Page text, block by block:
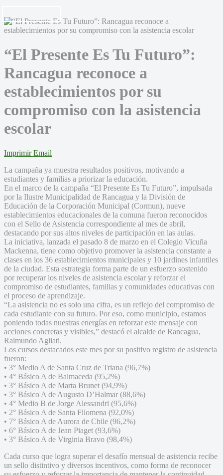
“El Presente Es Tu Futuro”:
Rancagua reconoce a
establecimientos por su
compromiso con la asistencia
escolar
Imprimir Email
La campaña ya muestra resultados positivos, motivando a
estudiantes y familias a priorizar la educación.
En el marco de la campaña “El Presente Es Tu Futuro”, impulsada
por la Ilustre Municipalidad de Rancagua y la División de
Educación de la Corporación Municipal (Cormun), nueve
establecimientos educacionales de la comuna fueron reconocidos
con el Sello de Asistencia correspondiente al mes de abril,
destacando por sus altos niveles de participación en las aulas.
La iniciativa, lanzada el pasado 8 de marzo en el Colegio Vicuña
Mackenna, tiene como objetivo promover la asistencia constante a
clases en los 36 establecimientos municipales y 10 jardines infantiles
de la ciudad. Esta estrategia forma parte de un esfuerzo sostenido
por recuperar los niveles de asistencia escolar y reforzar el
compromiso de estudiantes, familias y comunidades educativas con
el proceso de aprendizaje.
“La asistencia no es solo una cifra, es un reflejo del compromiso de
cada estudiante con su futuro. Por eso, como municipio, estamos
poniendo todas nuestras energías en reforzar este mensaje con
acciones concretas y visibles,” destacó el alcalde de Rancagua,
Raimundo Agliati.
Los cursos destacados este mes por su positivo registro de asistencia
fueron:
• 3° Medio A de Santa Cruz de Triana (96,7%)
• 4° Básico A de Balmaceda (95,2%)
• 3° Básico A de Marta Brunet (94,9%)
• 3° Básico A de Augusto D’Halmar (88,6%)
• 4° Medio B de Jorge Alessandri (95,6%)
• 2° Básico A de Santa Filomena (92,0%)
• 7° Básico A de Aurora de Chile (96,2%)
• 6° Básico A de Jean Piaget (93,6%)
• 3° Básico A de Virginia Bravo (98,4%)
Cada curso que logra superar el desafío mensual de asistencia recibe
un sello distintivo y diversos incentivos, como forma de reconocer